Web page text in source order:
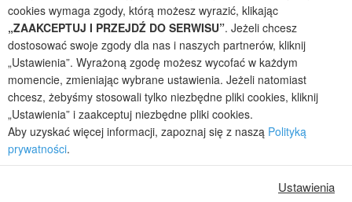
normą ISO 9001), prezentowane na stronie projekty domów mogą
nieznacznie różnić się od dokumentacji technicznej.
Informujemy, iż w celu optymalizacji treści dostępnych w naszym sklepie,
dostosowania ich do Państwa indywidualnych potrzeb korzystamy z
informacji zapisanych za pomocą plików cookies na urządzeniach
końcowych użytkowników. Pliki cookies użytkownik może kontrolować za
pomocą ustawień swojej przeglądarki internetowej. Dalsze korzystanie z
naszego serwisu internetowego, bez zmiany ustawień przeglądarki
internetowej oznacza, iż użytkownik akceptuje stosowanie plików cookies.
Więcej informacji zawartych jest w polityce prywatności.
Polityka prywatności
Regulamin sklepu internetowego
cookies wymaga zgody, którą możesz wyrazić, klikając
„ZAAKCEPTUJ I PRZEJDŹ DO SERWISU”. Jeżeli chcesz
dostosować swoje zgody dla nas i naszych partnerów, kliknij
„Ustawienia”. Wyrażoną zgodę możesz wycofać w każdym
momencie, zmieniając wybrane ustawienia. Jeżeli natomiast
chcesz, żebyśmy stosowali tylko niezbędne pliki cookies, kliknij
„Ustawienia” i zaakceptuj niezbędne pliki cookies.
Aby uzyskać więcej informacji, zapoznaj się z naszą Polityką
prywatności.
Ustawienia